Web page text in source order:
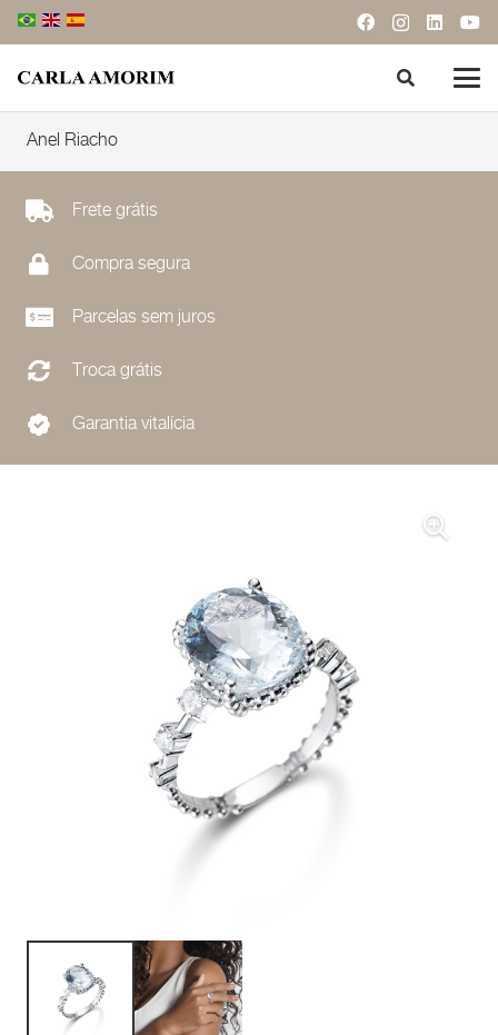
Anel Riacho
Frete grátis
Compra segura
Parcelas sem juros
Troca grátis
Garantia vitalícia